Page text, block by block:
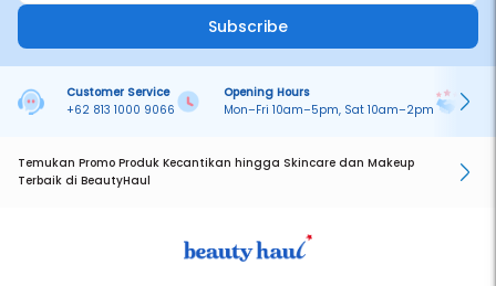
Subscribe
Customer Service
+62 813 1000 9066
Opening Hours
Mon–Fri 10am–5pm, Sat 10am–2pm
Temukan Promo Produk Kecantikan hingga Skincare dan Makeup
Terbaik di BeautyHaul